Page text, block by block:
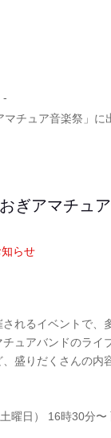
チュア音楽祭」に
ぎアマチュ
知らせ
れるイベントで、
ュアバンドのライ
盛りだくさんの内
曜日） 16時30分〜